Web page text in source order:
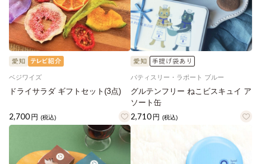
ベジワイズ
ドライサラダ ギフトセット(3点)
2,700 円 (税込)
パティスリー・ラポート ブルー
グルテンフリー ねこビスキュイ ア
ソート缶
2,710 円 (税込)